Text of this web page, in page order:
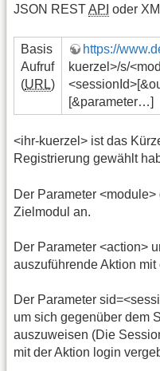
JSON RESTAPI oder
Basis
Aufruf
(URL)
https://
kuerzel>/s/
[&parameter…]
<ihr-kuerzel> ist das
Registrierung gewählt
Der Parameter
Zielmodul an.
Der Parameter <action>
auszuführende Aktion
Der Parameter
um sich gegenüber dem
auszuweisen (Die
mit der Aktion login